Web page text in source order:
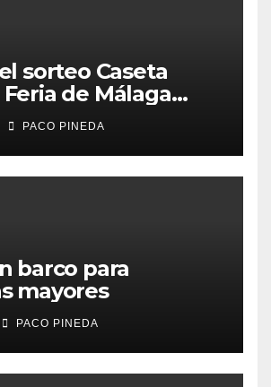
sorteo Caseta
de Málaga
PACO PINEDA
barco para
mayores
PACO PINEDA